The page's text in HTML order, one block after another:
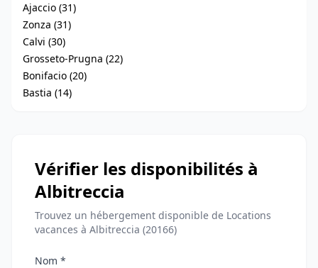
Ajaccio (31)
Zonza (31)
Calvi (30)
Grosseto-Prugna (22)
Bonifacio (20)
Bastia (14)
Vérifier les disponibilités à
Albitreccia
Trouvez un hébergement disponible de Locations
vacances à Albitreccia (20166)
Nom *